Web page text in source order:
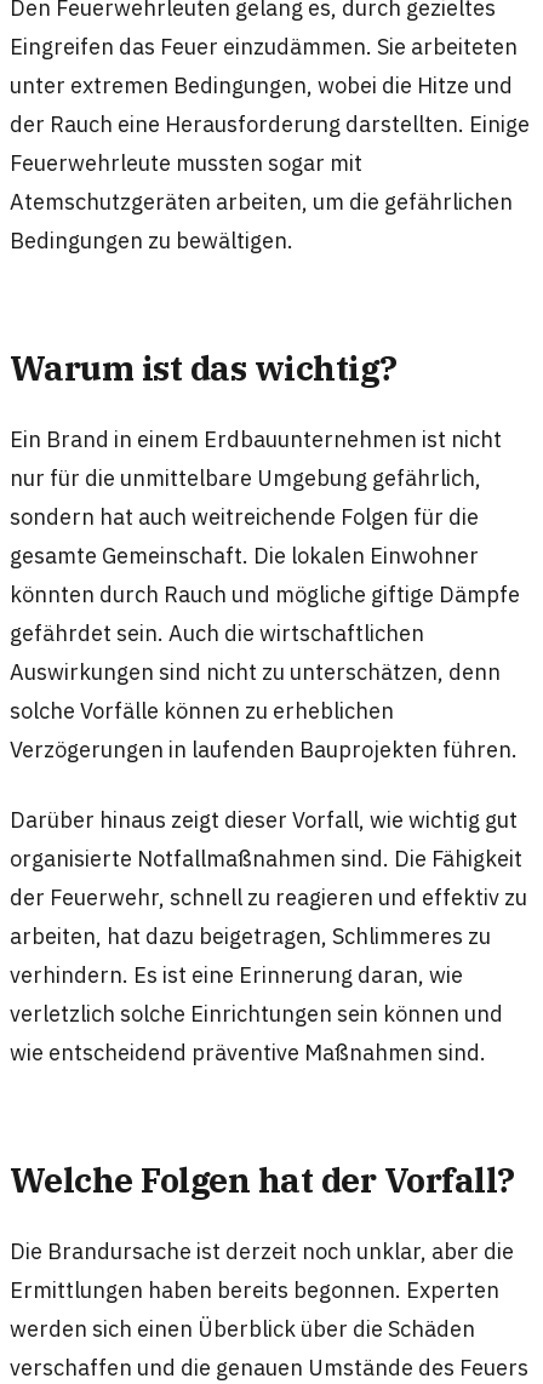
Den Feuerwehrleuten gelang es, durch gezieltes
Eingreifen das Feuer einzudämmen. Sie arbeiteten
unter extremen Bedingungen, wobei die Hitze und
der Rauch eine Herausforderung darstellten. Einige
Feuerwehrleute mussten sogar mit
Atemschutzgeräten arbeiten, um die gefährlichen
Bedingungen zu bewältigen.
Warum ist das wichtig?
Ein Brand in einem Erdbauunternehmen ist nicht
nur für die unmittelbare Umgebung gefährlich,
sondern hat auch weitreichende Folgen für die
gesamte Gemeinschaft. Die lokalen Einwohner
könnten durch Rauch und mögliche giftige Dämpfe
gefährdet sein. Auch die wirtschaftlichen
Auswirkungen sind nicht zu unterschätzen, denn
solche Vorfälle können zu erheblichen
Verzögerungen in laufenden Bauprojekten führen.
Darüber hinaus zeigt dieser Vorfall, wie wichtig gut
organisierte Notfallmaßnahmen sind. Die Fähigkeit
der Feuerwehr, schnell zu reagieren und effektiv zu
arbeiten, hat dazu beigetragen, Schlimmeres zu
verhindern. Es ist eine Erinnerung daran, wie
verletzlich solche Einrichtungen sein können und
wie entscheidend präventive Maßnahmen sind.
Welche Folgen hat der Vorfall?
Die Brandursache ist derzeit noch unklar, aber die
Ermittlungen haben bereits begonnen. Experten
werden sich einen Überblick über die Schäden
verschaffen und die genauen Umstände des Feuers